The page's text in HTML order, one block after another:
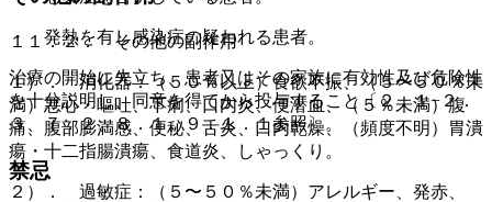
・ 発熱を有し感染症の疑われる患者。
治療の開始に先立ち、患者又はその家族に有効性及び危険性
を十分説明し、同意を得てから投与すること〔２．１−２．
３、７．２、８．１、９．１．１参照〕。
禁忌
１１．２． その他の副作用
１）． 消化器：（５０％以上）食欲不振、（５〜５０％未
満）悪心・嘔吐、下痢、口内炎、便潜血、（５％未満）腹
痛、腹部膨満感、便秘、舌炎、口内乾燥、（頻度不明）胃潰
瘍・十二指腸潰瘍、食道炎、しゃっくり。
２）． 過敏症：（５〜５０％未満）アレルギー、発赤、